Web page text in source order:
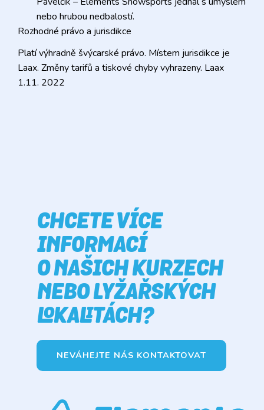
nebo hrubou nedbalostí.
Rozhodné právo a jurisdikce
Platí výhradně švýcarské právo. Místem jurisdikce je
Laax. Změny tarifů a tiskové chyby vyhrazeny. Laax
1.11. 2022
CHCETE VÍCE
INFORMACÍ
O NAŠICH KURZECH
NEBO LYŽAŘSKÝCH
LOKALITÁCH?
NEVÁHEJTE NÁS KONTAKTOVAT